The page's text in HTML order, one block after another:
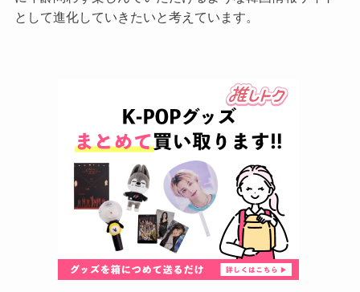
として進化していきたいと考えています。